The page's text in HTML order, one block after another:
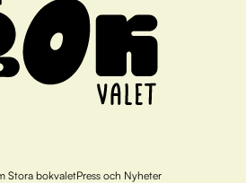
Stora bokvaletPress och Nyheter